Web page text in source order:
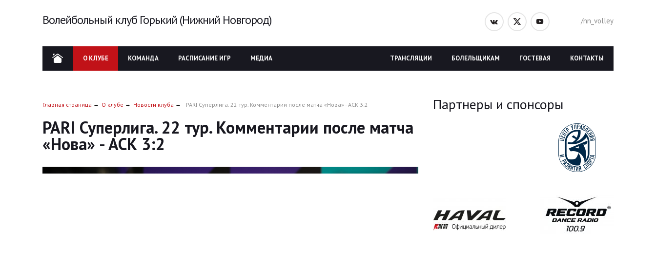
Волейбольный клуб Горький (Нижний Новгород) /nn_volley
О КЛУБЕ КОМАНДА РАСПИСАНИЕ ИГР МЕДИА КОНТАКТЫ
ГОСТЕВАЯ
БОЛЕЛЬЩИКАМ
ТРАНСЛЯЦИИ
Главная страница О клубе Новости клуба PARI Суперлига. 22 тур. Комментарии после матча «Нова» - АСК 3:2
PARI Суперлига. 22 тур. Комментарии после матча
«Нова» - АСК 3:2
Партнеры и спонсоры